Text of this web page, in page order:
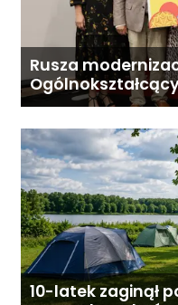
Rusza
Gostyninie
10-latek zaginął